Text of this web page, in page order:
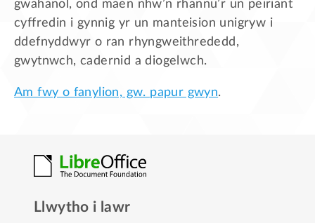
gwahanol, ond maen nhw’n rhannu’r un peiriant
cyffredin i gynnig yr un manteision unigryw i
ddefnyddwyr o ran rhyngweithrededd,
gwytnwch, cadernid a diogelwch.
Am fwy o fanylion, gw. papur gwyn.
Llwytho i lawr